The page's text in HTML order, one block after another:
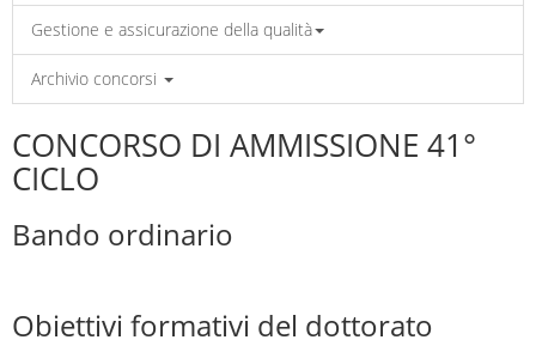
Gestione e assicurazione della qualità
Archivio concorsi
CONCORSO DI AMMISSIONE 41°
CICLO
Bando ordinario
Obiettivi formativi del dottorato